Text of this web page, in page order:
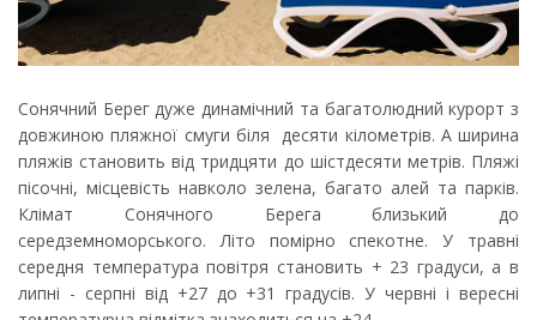
Сонячний Берег дуже динамічний та багатолюдний курорт з
довжиною пляжної смуги біля десяти кілометрів. А ширина
пляжів становить від тридцяти до шістдесяти метрів. Пляжі
пісочні, місцевість навколо зелена, багато алей та парків.
Клімат Сонячного Берега близький до
середземноморського. Літо помірно спекотне. У травні
середня температура повітря становить + 23 градуси, а в
липні - серпні від +27 до +31 градусів. У червні і вересні